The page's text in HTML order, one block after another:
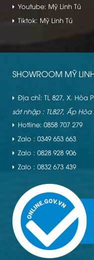
Youtube: Mỹ Linh Tú
Tiktok: Mỹ Linh Tú
SHOWROOM MỸ
Địa chỉ: TL 827, X. Hòa
sát nhập : TL827, Ấp
Hotline: 0858 707 279
Zalo : 0349 653 663
Zalo : 0828 928 906
Zalo : 0832 673 439